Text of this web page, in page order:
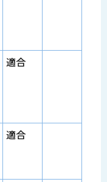
適合
適合